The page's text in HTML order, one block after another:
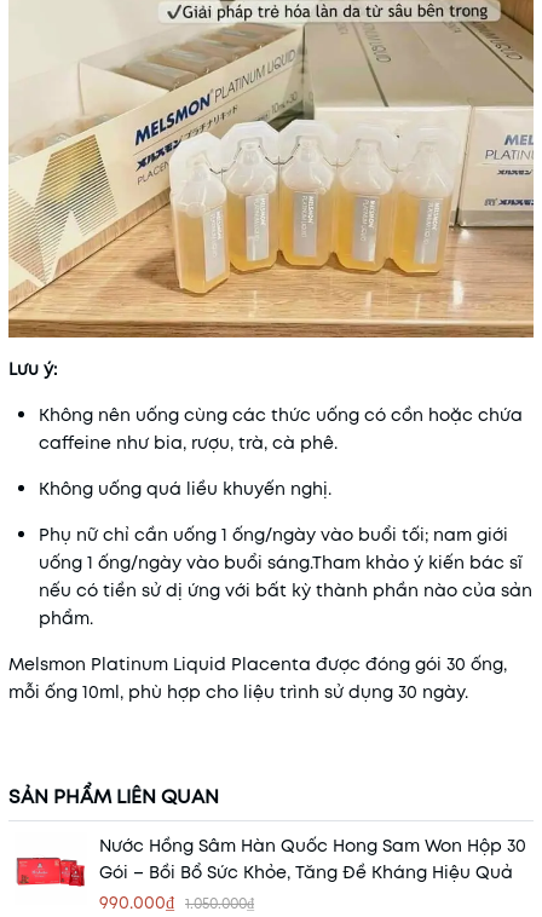
Lưu ý:
Không nên uống cùng các thức uống có cồn hoặc chứa
caffeine như bia, rượu, trà, cà phê.
Không uống quá liều khuyến nghị.
Phụ nữ chỉ cần uống 1 ống/ngày vào buổi tối; nam giới
uống 1 ống/ngày vào buổi sáng.Tham khảo ý kiến bác sĩ
nếu có tiền sử dị ứng với bất kỳ thành phần nào của sản
phẩm.
Melsmon Platinum Liquid Placenta được đóng gói 30 ống,
mỗi ống 10ml, phù hợp cho liệu trình sử dụng 30 ngày.
SẢN PHẨM LIÊN QUAN
Nước Hồng Sâm Hàn Quốc Hong Sam Won Hộp 30
Gói – Bồi Bổ Sức Khỏe, Tăng Đề Kháng Hiệu Quả
990.000₫ 1.050.000₫